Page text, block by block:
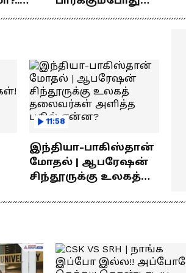
பிரம்மிப்பாக
11:58
இந்தியா-பாகிஸ்தான்
மோதல் | ஆபரேஷன்
சிந்தூருக்கு உலகத்
பதில் என்ன?